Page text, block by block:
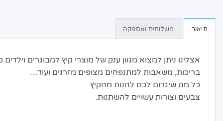
תיאור משלוחים ואספקה
אצלינו ניתן למצוא מגוון ענק של מוצרי קיץ למבוגרים וילדים
בריכות, משאבות למתנפחים מצופים מזרנים ועוד…
כל מה שיגרום לכם להנות מהקיץ
צבעים וצורות עשויים להשתנות.